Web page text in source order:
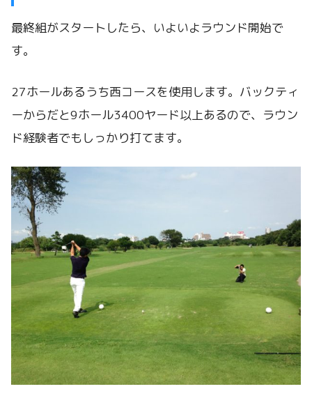
最終組がスタートしたら、いよいよラウンド開始で
す。
27ホールあるうち西コースを使用します。バックティ
ーからだと9ホール3400ヤード以上あるので、ラウン
ド経験者でもしっかり打てます。